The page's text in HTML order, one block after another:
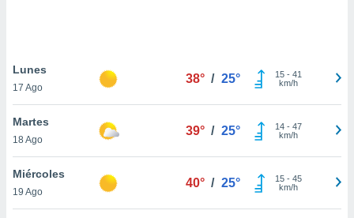
únicos
similares
como
sitio
Lunes
17 Ago
38° / 25° 15- 41
km/h
Martes
18 Ago
39° / 25° 14- 47
km/h
Miércoles
19 Ago
40° / 25° 15- 45
km/h